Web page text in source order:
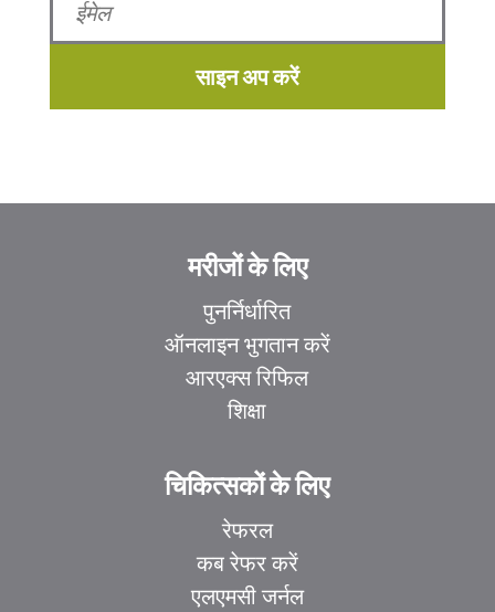
साइन अप करें
मरीजों के लिए
पुनर्निर्धारित
ऑनलाइन भुगतान करें
आरएक्स रिफिल
शिक्षा
चिकित्सकों के लिए
रेफरल
कब रेफर करें
एलएमसी जर्नल